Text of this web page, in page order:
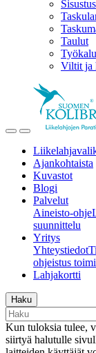
Taulut
Viltit ja
Ajankohtaista
Kuvastot
Blogi
Palvelut
Aineisto-ohje
suunnittelu
Yritys
Yhteystiedot
ohjeistus
Lahjakortti
Haku
Kun tuloksia tulee,
siirtyä halutulle